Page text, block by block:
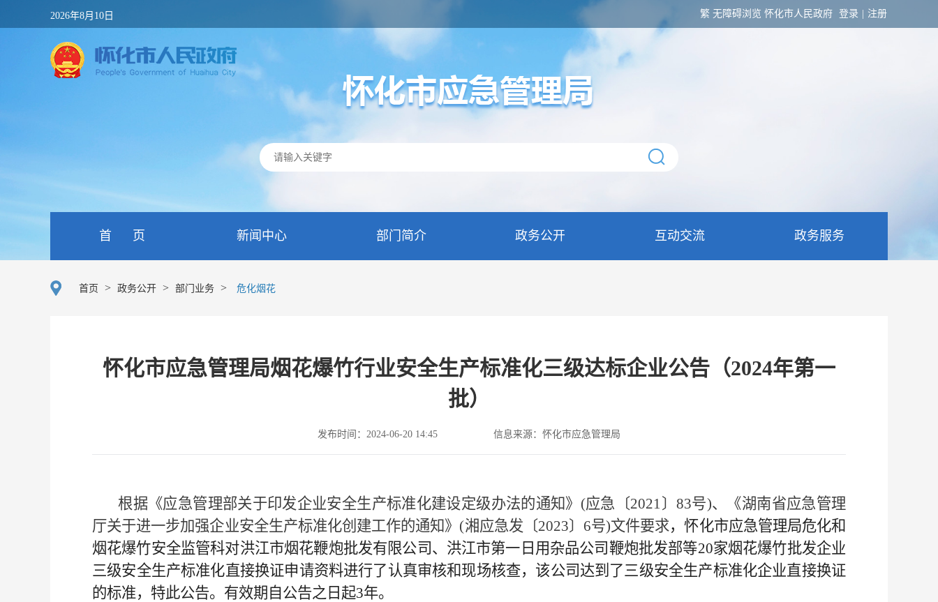
2026年8月10日 繁 无障碍浏览 怀化市人民政府 登录 注册
首 页 新闻中心 部门简介 政务公开 互动交流 政务服务
首页 > 政务公开 > 部门业务 > 危化烟花
怀化市应急管理局烟花爆竹行业安全生产标准化三级达标企业公告（2024年第一
批）
发布时间：2024-06-20 14:45 信息来源：怀化市应急管理局
根据《应急管理部关于印发企业安全生产标准化建设定级办法的通知》 (应急〔2021〕 83号)、《湖南省应急管理
厅关于进一步加强企业安全生产标准化创建工作的通知》 (湘应急发〔2023〕 6号)文件要求，怀化市应急管理局危化和
烟花爆竹安全监管科对洪江市烟花鞭炮批发有限公司、洪江市第一日用杂品公司鞭炮批发部等20家烟花爆竹批发企业
三级安全生产标准化直接换证申请资料进行了认真审核和现场核查，该公司达到了三级安全生产标准化企业直接换证
的标准，特此公告。有效期自公告之日起3年。